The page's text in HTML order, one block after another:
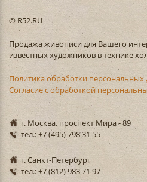
© R52.RU
Продажа живописи для Вашего
известных художников в технике
Политика обработки персональных
Согласие с обработкой
г. Москва, проспект Мира - 89
тел.: +7 (495) 798 31 55
г. Санкт-Петербург
тел.: +7 (812) 983 71 97